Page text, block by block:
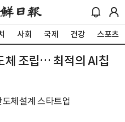
사회 국제 건강 스포츠
체 조립… 최적의 AI칩
체설계 스타트업